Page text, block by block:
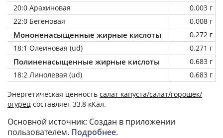
20:0 Арахиновая
0.003 г
22:0 Бегеновая
0.008 г
Мононенасыщенные жирные кислоты
0.272 г
18:1 Олеиновая (ud)
0.271 г
Полиненасыщенные жирные кислоты
0.683 г
18:2 Линолевая (ud)
0.683 г
Энергетическая ценность салат капуста/салат/горошек/
огурец составляет 33,8 кКал.
Основной источник: Создан в приложении
пользователем. Подробнее.